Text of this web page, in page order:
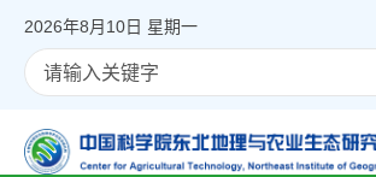
2026年8月10日 星期一